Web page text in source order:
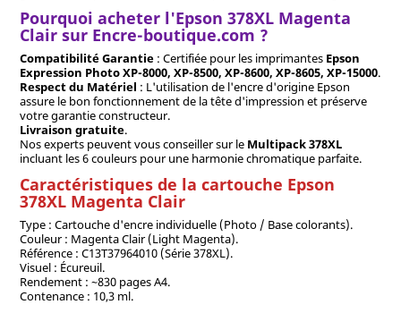
Pourquoi acheter l'Epson 378XL Magenta
Clair sur Encre-boutique.com ?
Compatibilité Garantie: Certifiée pour les imprimantes Epson
Expression Photo XP-8000, XP-8500, XP-8600, XP-8605, XP-15000.
Respect du Matériel : L'utilisation de l'encre d'origine Epson
assure le bon fonctionnement de la tête d'impression et préserve
votre garantie constructeur.
Livraison gratuite.
Nos experts peuvent vous conseiller sur le Multipack 378XL
incluant les 6 couleurs pour une harmonie chromatique parfaite.
Caractéristiques de la cartouche Epson
378XL Magenta Clair
Type : Cartouche d'encre individuelle (Photo / Base colorants).
Couleur : Magenta Clair (Light Magenta).
Référence : C13T37964010 (Série 378XL).
Visuel : Écureuil.
Rendement : ~830 pages A4.
Contenance : 10,3 ml.